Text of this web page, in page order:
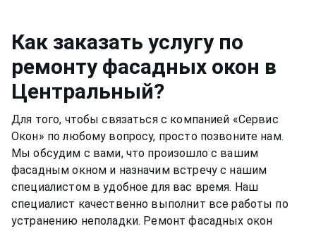
или резиновый уплотнитель. Вещества, которые
разбавлены в растворе, могут испортить
качество материала рамы или резину.
скапливалась пыль.Если уделять хотя бы немного
времени,фасадное окноможет прослужить вам
долгими тихими и теплыми годами.
Как заказать услугу по
ремонту фасадных окон в
Центральный?
Для того, чтобы связаться с компанией «Сервис
Окон» по любому вопросу, просто позвоните нам.
Мы обсудим с вами, что произошло с вашим
фасадным окном и назначим встречу с нашим
специалистом в удобное для вас время. Наш
специалист качественно выполнит все работы по
устранению неполадки. Ремонтфасадных окон